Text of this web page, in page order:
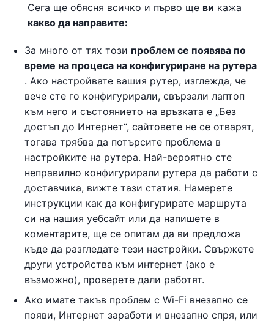
Сега ще обясня всичко и първо ще ви кажа
какво да направите:
За много от тях този проблем се появява по
време на процеса на конфигуриране на рутера
. Ако настройвате вашия рутер, изглежда, че
вече сте го конфигурирали, свързали лаптоп
към него и състоянието на връзката е „Без
достъп до Интернет“, сайтовете не се отварят,
тогава трябва да потърсите проблема в
настройките на рутера. Най-вероятно сте
неправилно конфигурирали рутера да работи с
доставчика, вижте тази статия. Намерете
инструкции как да конфигурирате маршрута
си на нашия уебсайт или да напишете в
коментарите, ще се опитам да ви предложа
къде да разгледате тези настройки. Свържете
други устройства към интернет (ако е
възможно), проверете дали работят.
Ако имате такъв проблем с Wi-Fi внезапно се
появи, Интернет заработи и внезапно спря, или